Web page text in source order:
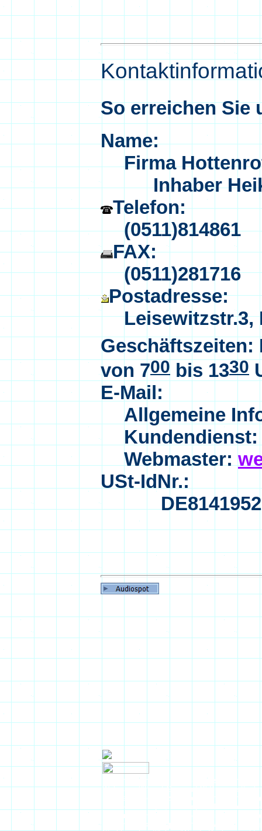
So erreichen Sie
Name:
Firma
Inhaber
Telefon:
(0511)814861
FAX:
(0511)281716
Postadresse:
Leisewitzstr.3,
Geschäftszeiten:
von 700 bis 1330
E-Mail:
Allgemeine
Webmaster:
USt-IdNr.:
Heizungstechnik für Öl-, Gas,
Wohnraumlüftung) Gas- und Öl-
Energergiequellen, z.B. Brennwertheizung
Gaskesselanlagen, Planung und Installation
Modernisierung und Instandsetzung von
Gas und Elektro Reparatur und Wartung aller